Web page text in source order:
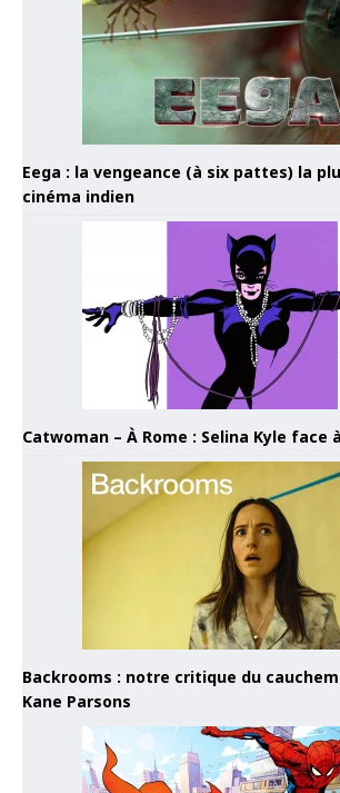
Eega : la vengeance (à six pattes) la
cinéma indien
Catwoman – À Rome : Selina Kyle face
Backrooms : notre critique du
Kane Parsons